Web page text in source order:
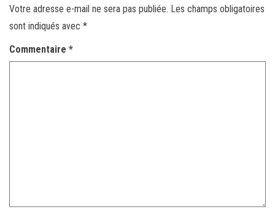
Votre adresse e-mail ne sera pas publiée. Les champs obligatoires
sont indiqués avec *
Commentaire *